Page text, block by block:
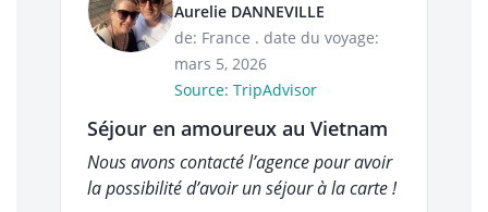
Aurelie DANNEVILLE
de: France . date du voyage:
mars 5, 2026
Source: TripAdvisor
Séjour en amoureux au Vietnam
Nous avons contacté l’agence pour avoir
la possibilité d’avoir un séjour à la carte !